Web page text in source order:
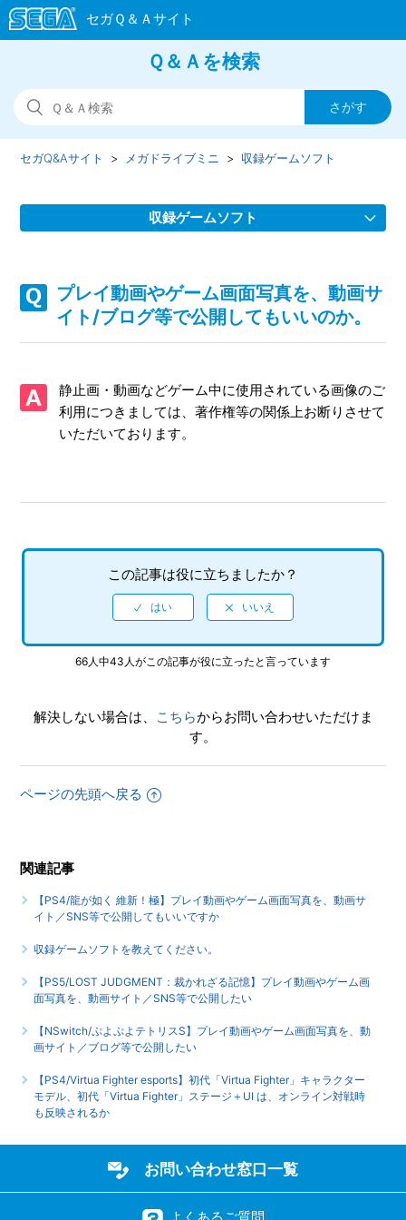
Ｑ＆Ａを検索
セガQ&Aサイト メガドライブミニ 収録ゲームソフト
収録ゲームソフト
開してもいいのか。
か。
ゲームをDLC（ダウンロードコンテンツ）等で追加・ダウン
メガドライブのソフト（カートリッジ）を挿して遊ぶことは
オンライン対戦はできますか。
収録ソフトはメガドライブで使えた隠しコマンドや裏技は使
えますか。
【ダイナブラザーズ2】 6ボタンパッド設定画面（ショート
カット設定画面）を呼び出すことができません。
レイしたとき、ゲームオーバー後にオプション画面にて設定
プレイ動画やゲーム画面写真を、動画サ
イト/ブログ等で公開してもいいのか。
静止画・動画などゲーム中に使用されている画像のご
利用につきましては、著作権等の関係上お断りさせて
いただいております。
この記事は役に立ちましたか？
66人中43人がこの記事が役に立ったと言っています
解決しない場合は、 こちらからお問い合わせいただけま
す。
ページの先頭へ戻る
関連記事
【PS4/龍が如く 維新！極】プレイ動画やゲーム画面写真を、動画サ
イト／SNS等で公開してもいいですか
収録ゲームソフトを教えてください。
【PS5/LOST JUDGMENT：裁かれざる記憶】プレイ動画やゲーム画
面写真を、動画サイト／SNS等で公開したい
【NSwitch/ぷよぷよテトリスS】プレイ動画やゲーム画面写真を、動
画サイト／ブログ等で公開したい
【PS4/Virtua Fighter esports】初代「Virtua Fighter」キャラクター
モデル、初代「Virtua Fighter」ステージ＋UI は、オンライン対戦時
も反映されるか
お問い合わせ窓口一覧